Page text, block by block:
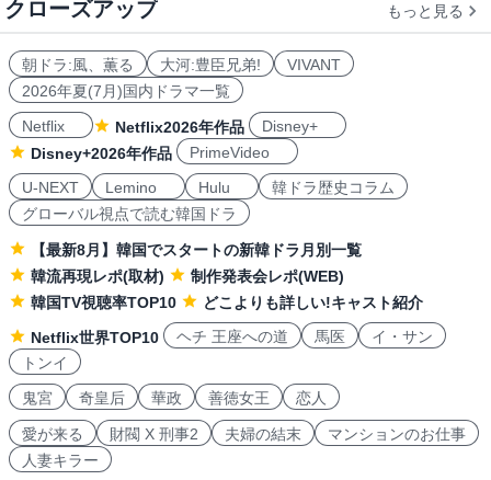
クローズアップ もっと見る
朝ドラ:風、薫る 大河:豊臣兄弟!
VIVANT
2026年夏(7月)国内ドラマ一覧
Netflix
Netflix2026年作品
Disney+
Disney+2026年作品
PrimeVideo
U-NEXT
Lemino Hulu
韓ドラ歴史コラム
グローバル視点で読む韓国ドラ
【最新8月】韓国でスタートの新韓ドラ月別一覧
韓流再現レポ(取材)
制作発表会レポ(WEB)
韓国TV視聴率TOP10
どこよりも詳しい!キャスト紹介
Netflix世界TOP10
ヘチ 王座への道 馬医
イ・サン
トンイ
鬼宮
奇皇后 華政 善徳女王 恋人
愛が来る 財閥 X 刑事2 夫婦の結末
マンションのお仕事
人妻キラー